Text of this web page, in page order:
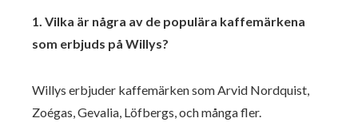
1. Vilka är några av de populära kaffemärkena
som erbjuds på Willys?
Willys erbjuder kaffemärken som Arvid Nordquist,
Zoégas, Gevalia, Löfbergs, och många fler.